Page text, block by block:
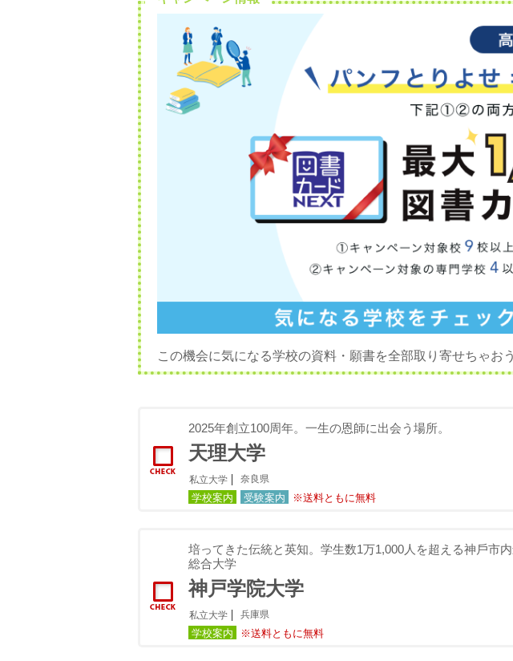
この機会に気になる学校の資料・願書を全部取り寄せちゃお
2025年創立100周年。一生の恩師に出会う場所。
天理大学
私立大学 奈良県
学校案内 受験案内 ※送料ともに無料
培ってきた伝統と英知。学⽣数1万1,000⼈を超える神⼾市
総合⼤学
神戸学院大学
私立大学 兵庫県
学校案内 ※送料ともに無料